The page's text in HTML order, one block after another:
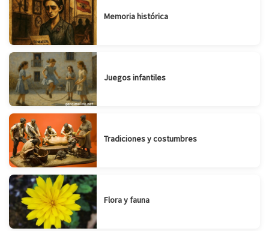
Memoria histórica
Juegos infantiles
Tradiciones y costumbres
Flora y fauna